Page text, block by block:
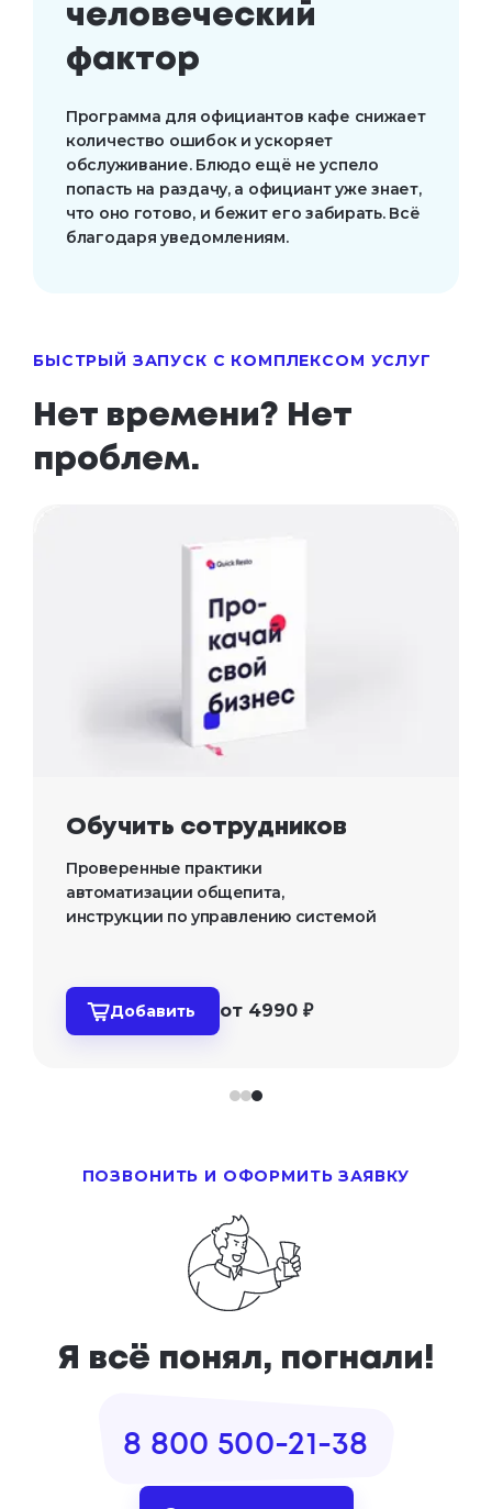
человеческий
фактор
Программа для официантов кафе снижает
количество ошибок и ускоряет
обслуживание. Блюдо ещё не успело
попасть на раздачу, а официант уже знает,
что оно готово, и бежит его забирать. Всё
благодаря уведомлениям.
БЫСТРЫЙ ЗАПУСК С КОМПЛЕКСОМ УСЛУГ
Нет времени? Нет
проблем.
Обучить сотрудников
Проверенные практики
автоматизации общепита,
инструкции по управлению системой
Добавить от 4990 ₽
ПОЗВОНИТЬ И ОФОРМИТЬ ЗАЯВКУ
Я всё понял, погнали!
8 800 500-21-38